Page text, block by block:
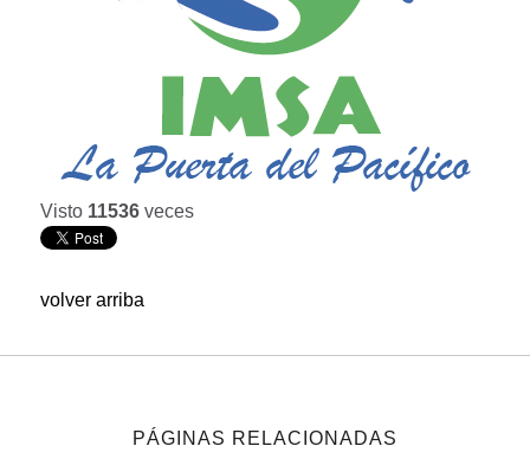
Visto 11536 veces
volver arriba
PÁGINAS RELACIONADAS